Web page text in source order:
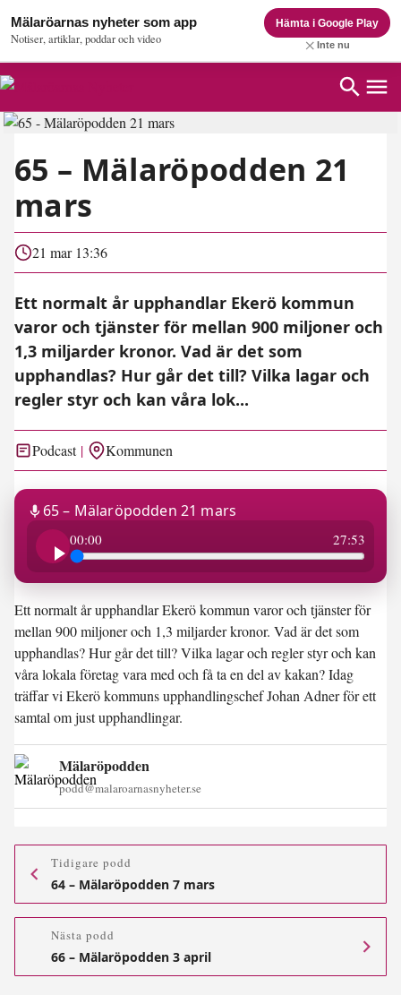
Mälaröarnas nyheter som app
Notiser, artiklar, poddar och video
Hämta i Google Play
Inte nu
65 – Mälaröpodden 21
mars
21 mar 13:36
Ett normalt år upphandlar Ekerö kommun
varor och tjänster för mellan 900 miljoner och
1,3 miljarder kronor. Vad är det som
upphandlas? Hur går det till? Vilka lagar och
regler styr och kan våra lok...
Podcast Kommunen
27:5365 – Mälaröpodden 21 mars
00:00 27:53
Ett normalt år upphandlar Ekerö kommun varor och tjänster för
mellan 900 miljoner och 1,3 miljarder kronor. Vad är det som
upphandlas? Hur går det till? Vilka lagar och regler styr och kan
våra lokala företag vara med och få ta en del av kakan? Idag
träffar vi Ekerö kommuns upphandlingschef Johan Adner för ett
samtal om just upphandlingar.
Mälaröpodden
podd@malaroarnasnyheter.se
Tidigare podd
64 – Mälaröpodden 7 mars
Nästa podd
66 – Mälaröpodden 3 april